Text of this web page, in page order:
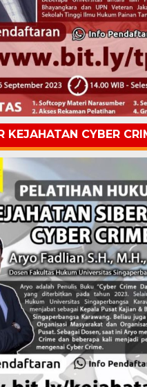
KEJAHATAN CYBER